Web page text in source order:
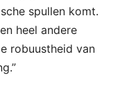
spullen komt.
heel andere
robuustheid van